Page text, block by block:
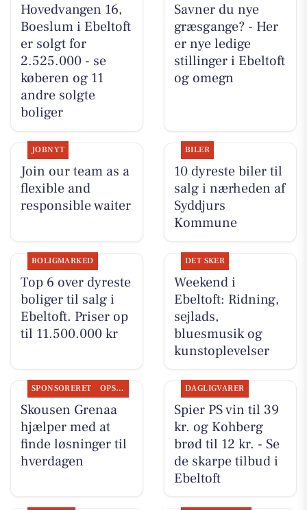
Hovedvangen 16,
Boeslum i Ebeltoft
er solgt for
2.525.000 - se
køberen og 11
andre solgte
boliger
Savner du nye
græsgange? - Her
er nye ledige
stillinger i Ebeltoft
og omegn
JOBNYT
Join our team as a
flexible and
responsible waiter
BILER
10 dyreste biler til
salg i nærheden af
Syddjurs
Kommune
BOLIGMARKED
Top 6 over dyreste
boliger til salg i
Ebeltoft. Priser op
til 11.500.000 kr
DET SKER
Weekend i
Ebeltoft: Ridning,
sejlads,
bluesmusik og
kunstoplevelser
SPONSORERET OPSLAGSTAVLEN
Skousen Grenaa
hjælper med at
finde løsninger til
hverdagen
DAGLIGVARER
Spier PS vin til 39
kr. og Kohberg
brød til 12 kr. - Se
de skarpe tilbud i
Ebeltoft